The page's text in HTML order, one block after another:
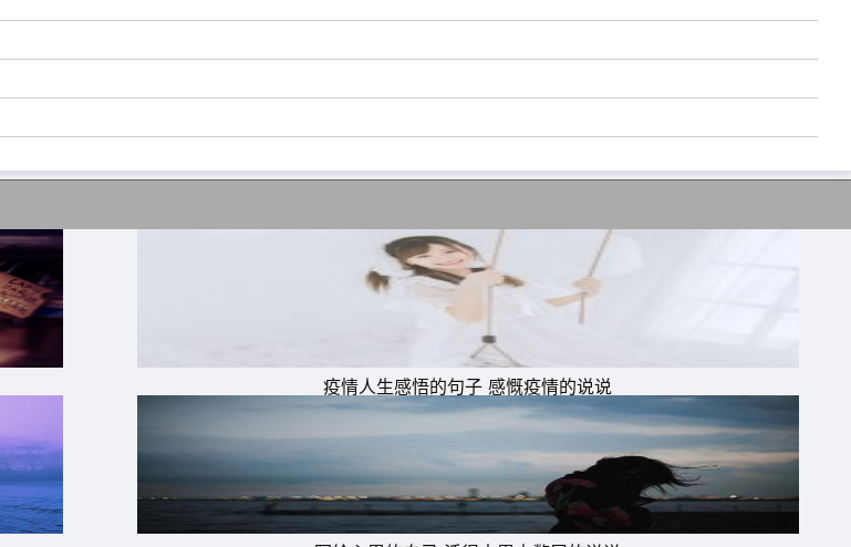
优越、更不秀恩爱。
可以虎;不仅经济独立，思想更独立;能走
，时刻让自己保持足够的竞争力!
见过了生活的残忍后，依旧对这个世界保持
做的事。
疫情人生感悟的句子 感慨疫情的说说